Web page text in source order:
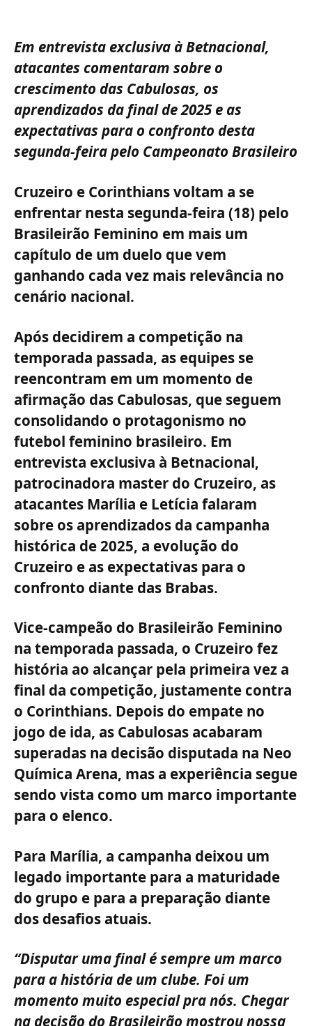
Em entrevista exclusiva à Betnacional,
atacantes comentaram sobre o
crescimento das Cabulosas, os
aprendizados da final de 2025 e as
expectativas para o confronto desta
segunda-feira pelo Campeonato Brasileiro
Cruzeiro e Corinthians voltam a se
enfrentar nesta segunda-feira (18) pelo
Brasileirão Feminino em mais um
capítulo de um duelo que vem
ganhando cada vez mais relevância no
cenário nacional.
Após decidirem a competição na
temporada passada, as equipes se
reencontram em um momento de
afirmação das Cabulosas, que seguem
consolidando o protagonismo no
futebol feminino brasileiro. Em
entrevista exclusiva à Betnacional,
patrocinadora master do Cruzeiro, as
atacantes Marília e Letícia falaram
sobre os aprendizados da campanha
histórica de 2025, a evolução do
Cruzeiro e as expectativas para o
confronto diante das Brabas.
Vice-campeão do Brasileirão Feminino
na temporada passada, o Cruzeiro fez
história ao alcançar pela primeira vez a
final da competição, justamente contra
o Corinthians. Depois do empate no
jogo de ida, as Cabulosas acabaram
superadas na decisão disputada na Neo
Química Arena, mas a experiência segue
sendo vista como um marco importante
para o elenco.
Para Marília, a campanha deixou um
legado importante para a maturidade
do grupo e para a preparação diante
dos desafios atuais.
“Disputar uma final é sempre um marco
para a história de um clube. Foi um
momento muito especial pra nós. Chegar
na decisão do Brasileirão mostrou nossa